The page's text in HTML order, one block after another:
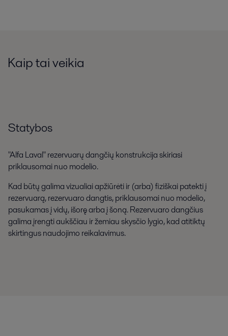
Kaip tai veikia
Statybos
"Alfa Laval" rezervuarų dangčių konstrukcija skiriasi
priklausomai nuo modelio.
Kad būtų galima vizualiai apžiūrėti ir (arba) fiziškai patekti į
rezervuarą, rezervuaro dangtis, priklausomai nuo modelio,
pasukamas į vidų, išorę arba į šoną. Rezervuaro dangčius
galima įrengti aukščiau ir žemiau skysčio lygio, kad atitiktų
skirtingus naudojimo reikalavimus.